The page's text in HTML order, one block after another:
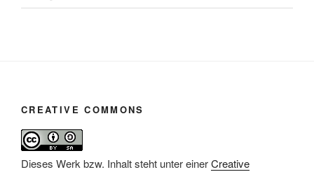
CREATIVE COMMONS
Dieses Werk bzw. Inhalt steht unter einerCreative